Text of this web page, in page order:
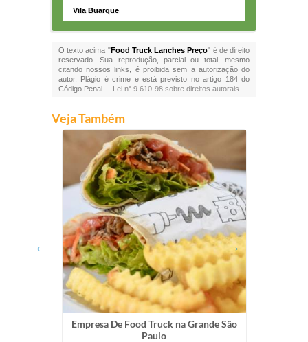
Vila Buarque
O texto acima "Food Truck Lanches Preço" é de direito
reservado. Sua reprodução, parcial ou total, mesmo
citando nossos links, é proibida sem a autorização do
autor. Plágio é crime e está previsto no artigo 184 do
Código Penal. – Lei n° 9.610-98 sobre direitos autorais
Veja Também
Empresa De Food Truck na Grande São
Paulo